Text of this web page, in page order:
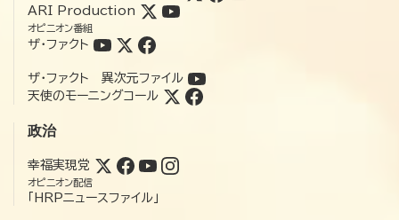
ARI Production
オピニオン番組
ザ・ファクト
ザ・ファクト 異次元ファイル
天使のモーニングコール
政治
幸福実現党
オピニオン配信
「HRPニュースファイル」